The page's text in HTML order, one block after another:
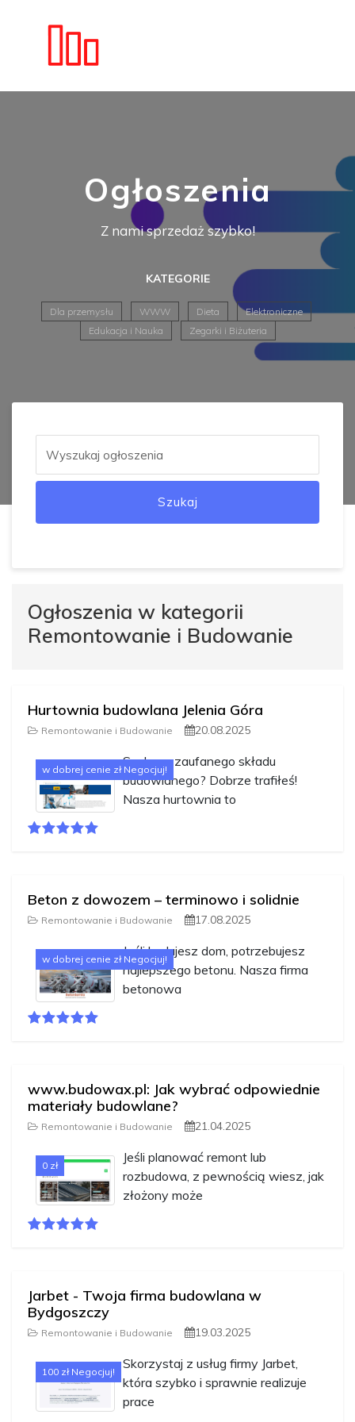
Ogłoszenia
Z nami sprzedaż szybko!
KATEGORIE
Dla przemysłu WWW Dieta
Elektroniczne
Edukacja i Nauka
Zegarki i Biżuteria
Szukaj
Ogłoszenia w kategorii
Remontowanie i Budowanie
Hurtownia budowlana Jelenia Góra
Remontowanie i Budowanie 20.08.2025
w dobrej cenie zł Negocjuj!
Szukasz zaufanego składu
budowlanego? Dobrze trafiłeś!
Nasza hurtownia to
Beton z dowozem – terminowo i solidnie
Remontowanie i Budowanie 17.08.2025
w dobrej cenie zł Negocjuj!
Jeśli budujesz dom, potrzebujesz
najlepszego betonu. Nasza firma
betonowa
www.budowax.pl: Jak wybrać odpowiednie
materiały budowlane?
Remontowanie i Budowanie 21.04.2025
0 zł
Jeśli planować remont lub
rozbudowa, z pewnością wiesz, jak
złożony może
Jarbet - Twoja firma budowlana w
Bydgoszczy
Remontowanie i Budowanie 19.03.2025
100 zł Negocjuj!
Skorzystaj z usług firmy Jarbet,
która szybko i sprawnie realizuje
prace